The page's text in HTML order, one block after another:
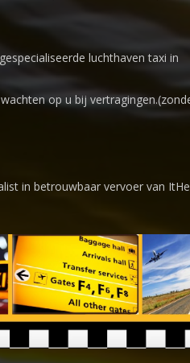
gespecialiseerde luchthaven taxi in
op u bij
in betrouwbaar vervoer van